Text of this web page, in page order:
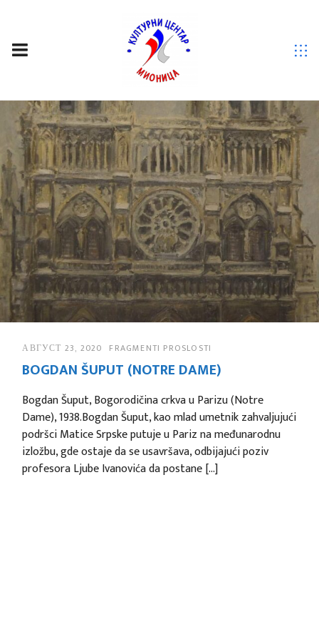
NOTRE DAME
АВГУСТ 23, 2020 FRAGMENTI PROSLOSTI
BOGDAN ŠUPUT (NOTRE DAME)
Bogdan Šuput, Bogorodičina crkva u Parizu (Notre
Dame), 1938.Bogdan Šuput, kao mlad umetnik zahvaljujući
podršci Matice Srpske putuje u Pariz na međunarodnu
izložbu, gde ostaje da se usavršava, odbijajući poziv
profesora Ljube Ivanovića da postane […]